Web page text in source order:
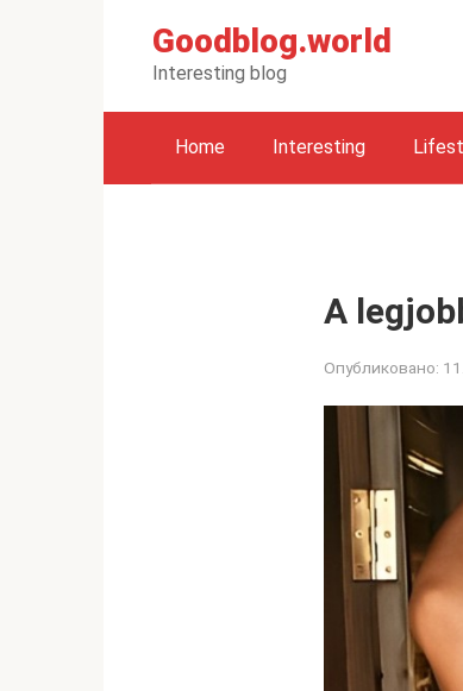
Goodblog.world
Interesting blog
Home Interesting
A
Опубликовано: